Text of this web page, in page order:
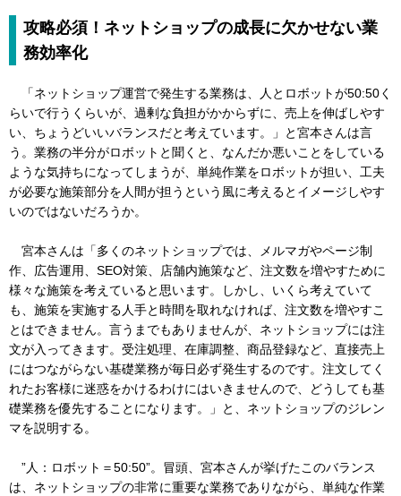
攻略必須！ネットショップの成長に欠かせない業
務効率化
「ネットショップ運営で発生する業務は、人とロボットが50:50く
らいで行うくらいが、過剰な負担がかからずに、売上を伸ばしやす
い、ちょうどいいバランスだと考えています。」と宮本さんは言
う。業務の半分がロボットと聞くと、なんだか悪いことをしている
ような気持ちになってしまうが、単純作業をロボットが担い、工夫
が必要な施策部分を人間が担うという風に考えるとイメージしやす
いのではないだろうか。
宮本さんは「多くのネットショップでは、メルマガやページ制
作、広告運用、SEO対策、店舗内施策など、注文数を増やすために
様々な施策を考えていると思います。しかし、いくら考えていて
も、施策を実施する人手と時間を取れなければ、注文数を増やすこ
とはできません。言うまでもありませんが、ネットショップには注
文が入ってきます。受注処理、在庫調整、商品登録など、直接売上
にはつながらない基礎業務が毎日必ず発生するのです。注文してく
れたお客様に迷惑をかけるわけにはいきませんので、どうしても基
礎業務を優先することになります。」と、ネットショップのジレン
マを説明する。
”人：ロボット＝50:50”。冒頭、宮本さんが挙げたこのバランス
は、ネットショップの非常に重要な業務でありながら、単純な作業